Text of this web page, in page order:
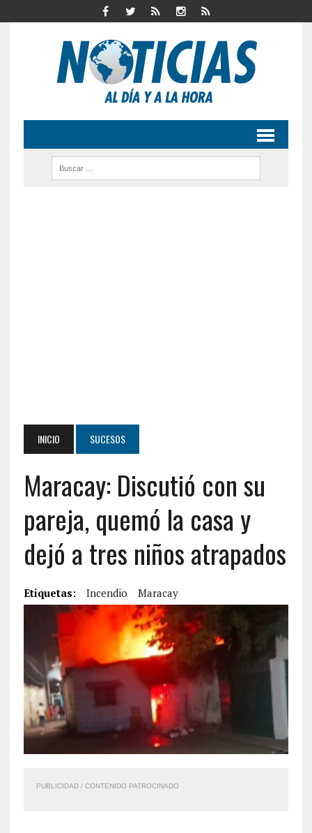
INICIO SUCESOS
Maracay: Discutió con su
pareja, quemó la casa y
dejó a tres niños atrapados
Etiquetas: Incendio Maracay
PUBLICIDAD / CONTENIDO PATROCINADO